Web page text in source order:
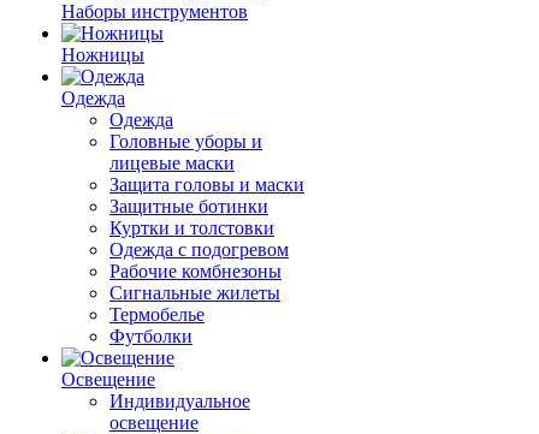
Наборы инструментов
Ножницы
Одежда
Одежда
Головные уборы и
лицевые маски
Защита головы и маски
Защитные ботинки
Куртки и толстовки
Одежда с подогревом
Рабочие комбнезоны
Сигнальные жилеты
Термобелье
Футболки
Освещение
Индивидуальное
освещение